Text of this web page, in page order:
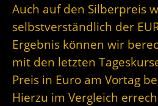
Auch auf den Silberpreis
selbstverständlich der
Ergebnis können wir
mit den letzten
Preis in Euro am Vortag
Hierzu im Vergleich